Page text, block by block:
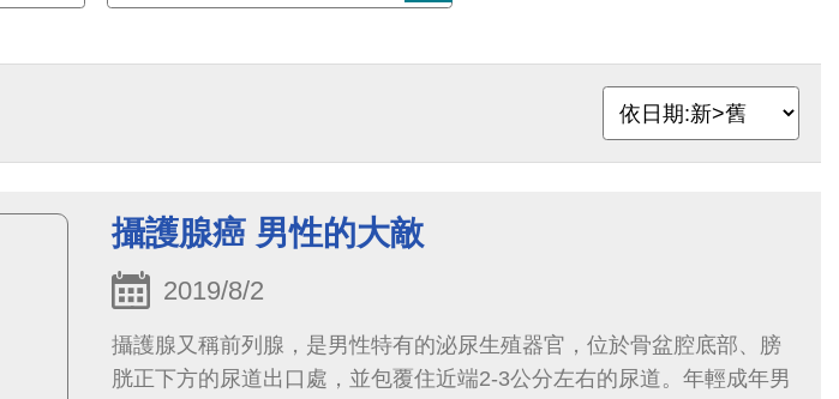
攝護腺癌 男性的大敵
2019/8/2
攝護腺又稱前列腺，是男性特有的泌尿生殖器官，位於骨盆腔底部、膀
胱正下方的尿道出口處，並包覆住近端2-3公分左右的尿道。年輕成年男